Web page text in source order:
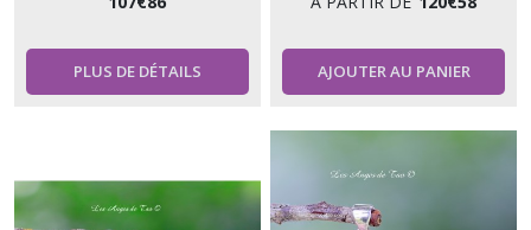
PLUS DE DÉTAILS AJOUTER AU PANIER